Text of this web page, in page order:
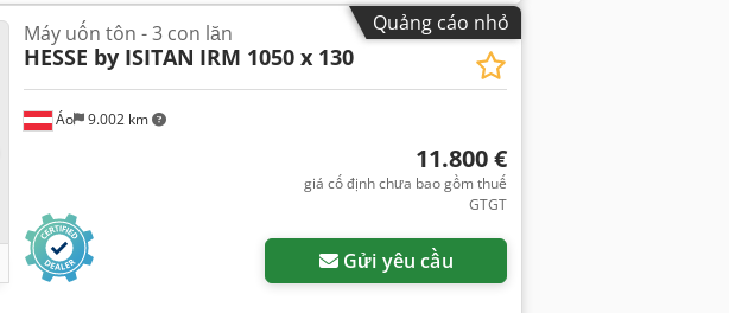
Quảng cáo nhỏ
Áo 9.002 km
Máy uốn tôn - 3 con lăn
HESSE by ISITAN IRM 1050 x 130
11.800 €
giá cố định chưa bao gồm thuế
GTGT
Gửi yêu cầu